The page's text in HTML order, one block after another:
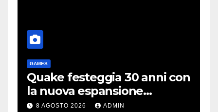
GAMES
Quake festeggia 30 anni con
la nuova espansione
gratuita Dawn of The
8 AGOSTO 2026 ADMIN